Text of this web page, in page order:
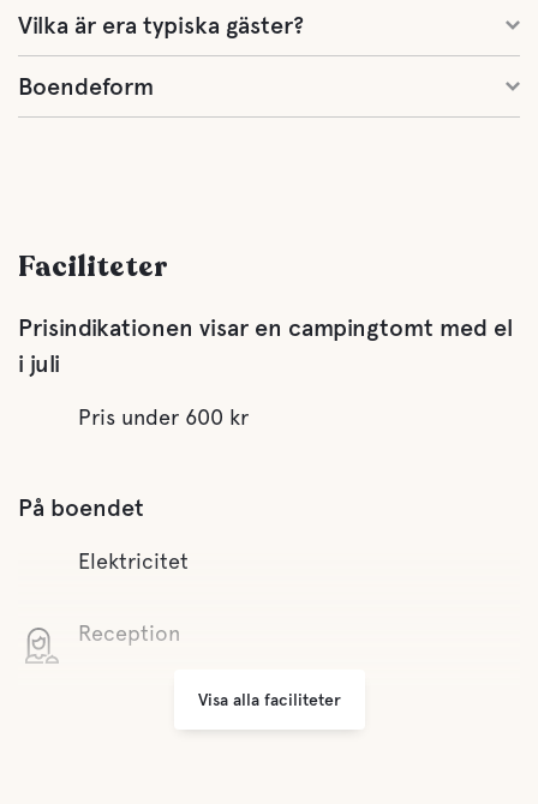
Vilka är era typiska gäster?
Boendeform
Faciliteter
Prisindikationen visar en campingtomt med el
i juli
Pris under 600 kr
På boendet
Elektricitet
Reception
Visa alla faciliteter